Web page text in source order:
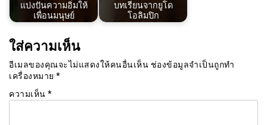
แบ่งปันความอิ่มให้
เพื่อนมนุษย์
บทเรียนจากยูโด
โอลิมปิก
ใส่ความเห็น
อีเมลของคุณจะไม่แสดงให้คนอื่นเห็น ช่องข้อมูลจำเป็นถูกทำ
เครื่องหมาย *
ความเห็น *